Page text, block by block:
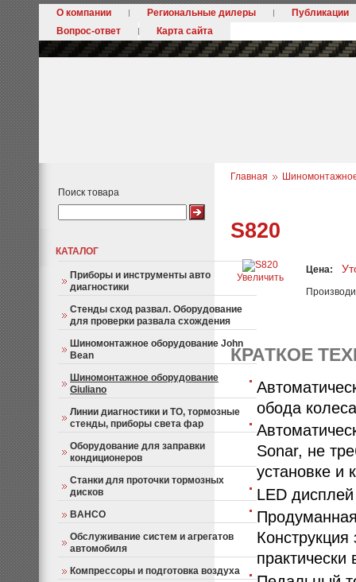
О компании Региональные дилеры
Публикации
Вопрос-ответ
Карта сайта
Поиск товара
КАТАЛОГ
Приборы и инструменты авто
диагностики
Стенды сход развал. Оборудование
для проверки развала схождения
Шиномонтажное оборудование John
Bean
Шиномонтажное оборудование
Giuliano
Линии диагностики и ТО, тормозные
стенды, приборы света фар
Оборудование для заправки
кондиционеров
Станки для проточки тормозных
дисков
BAHCO
Обслуживание систем и агрегатов
автомобиля
Компрессоры и подготовка воздуха
Главная
S820
Увеличить
Цена:
КРАТКОЕ
обода
Sonar, не
установке и
LED
Конструкция
практически